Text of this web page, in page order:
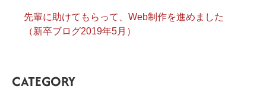
先輩に助けてもらって、Web制作を進めました
（新卒ブログ2019年5月）
CATEGORY